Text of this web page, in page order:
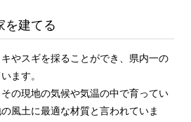
を建てる
やスギを採ることができ、県内一の
ます。
の現地の気候や気温の中で育ってい
風土に最適な材質と言われていま